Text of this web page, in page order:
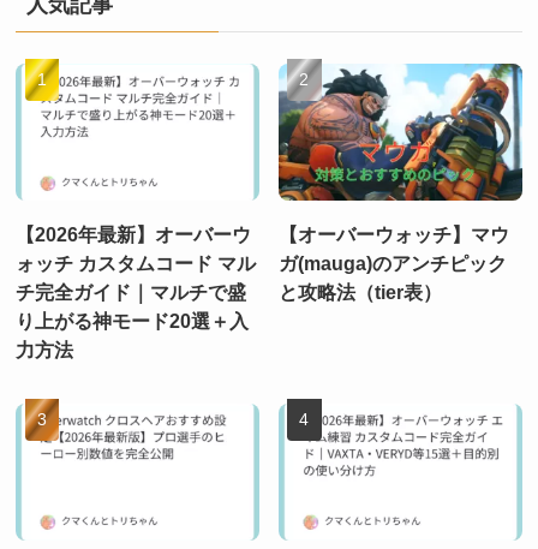
【2026年最新】オーバーウ
ォッチ カスタムコード マル
チ完全ガイド｜マルチで盛
り上がる神モード20選＋入
力方法
【オーバーウォッチ】マウ
ガ(mauga)のアンチピック
と攻略法（tier表）